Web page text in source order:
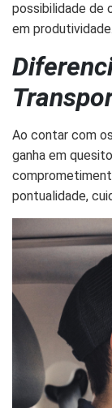
possibilidade de
em produtividade.
Ao contar com
ganha em
pontualidade,